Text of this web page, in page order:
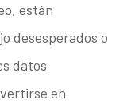
están
desesperados o
datos
en